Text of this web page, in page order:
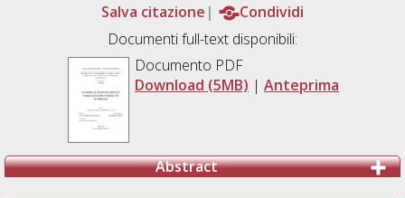
Salva citazione
Condividi
Documenti full-text disponibili:
Documento PDF
Download (5MB) | Anteprima
Abstract